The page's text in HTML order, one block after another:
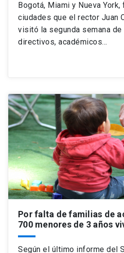
Bogotá, Miami y Nueva
ciudades que el rector Juan
visitó la segunda semana de
directivos, académicos…
Por falta de familias de
700 menores de 3 años
Según el último informe del